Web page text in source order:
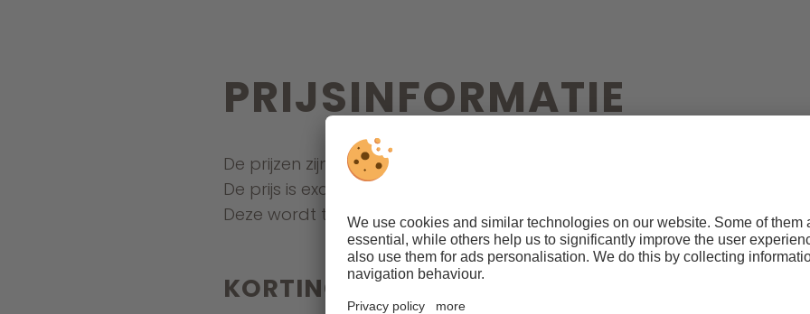
PRIJSINFORMATIE
De prijzen zijn per dag en per persoon met ontbijt of halfpension.
De prijs is exclusief toeristenbelasting van 3,50 Euro per persoon (vanaf
Deze wordt ter plaatse afzonderlijk berekend.
KORTINGEN, TOESLAGEN ETC.